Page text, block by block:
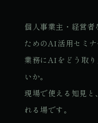
個人事業主・経営
ためのAI活用セミナ
業務にAIをどう取
いか。
現場で使える知見
れる場です。